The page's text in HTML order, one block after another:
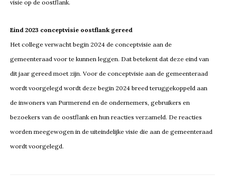
visie op de oostflank.
Eind 2023 conceptvisie oostflank gereed
Het college verwacht begin 2024 de conceptvisie aan de
gemeenteraad voor te kunnen leggen. Dat betekent dat deze eind van
dit jaar gereed moet zijn. Voor de conceptvisie aan de gemeenteraad
wordt voorgelegd wordt deze begin 2024 breed teruggekoppeld aan
de inwoners van Purmerend en de ondernemers, gebruikers en
bezoekers van de oostflank en hun reacties verzameld. De reacties
worden meegewogen in de uiteindelijke visie die aan de gemeenteraad
wordt voorgelegd.